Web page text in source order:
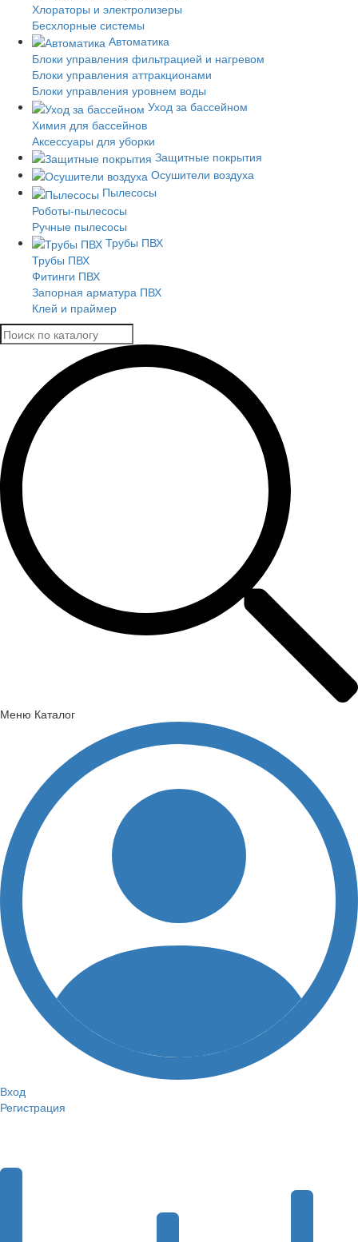
Хлораторы и электролизеры
Бесхлорные системы
Автоматика
Блоки управления фильтрацией и нагревом
Блоки управления аттракционами
Блоки управления уровнем воды
Уход за бассейном
Химия для бассейнов
Аксессуары для уборки
Защитные покрытия
Осушители воздуха
Пылесосы
Роботы-пылесосы
Ручные пылесосы
Трубы ПВХ
Трубы ПВХ
Фитинги ПВХ
Запорная арматура ПВХ
Клей и праймер
Меню Каталог
Вход
Регистрация